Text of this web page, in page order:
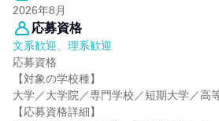
2026年8月
応募資格
文系歓迎、理系歓迎
応募資格
【対象の学校種】
大学／大学院／専門学校／短期大学／高
【応募資格詳細】